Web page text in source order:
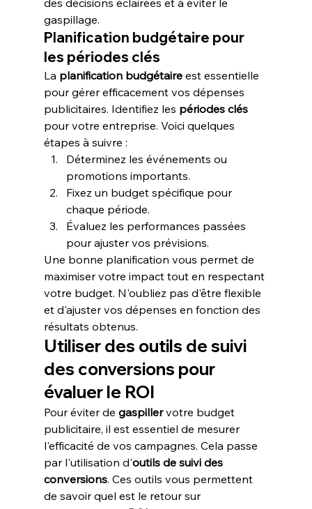
des décisions éclairées et à éviter le
gaspillage.
Planification budgétaire pour
les périodes clés
La planification budgétaire est essentielle
pour gérer efficacement vos dépenses
publicitaires. Identifiez les périodes clés
pour votre entreprise. Voici quelques
étapes à suivre :
Déterminez les événements ou
promotions importants.
Fixez un budget spécifique pour
chaque période.
Évaluez les performances passées
pour ajuster vos prévisions.
Une bonne planification vous permet de
maximiser votre impact tout en respectant
votre budget. N'oubliez pas d'être flexible
et d'ajuster vos dépenses en fonction des
résultats obtenus.
Utiliser des outils de suivi
des conversions pour
évaluer le ROI
Pour éviter de gaspiller votre budget
publicitaire, il est essentiel de mesurer
l'efficacité de vos campagnes. Cela passe
par l'utilisation d'outils de suivi des
conversions. Ces outils vous permettent
de savoir quel est le retour sur